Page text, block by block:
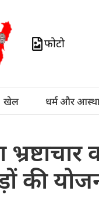
फोटो
खेल धर्म और
की